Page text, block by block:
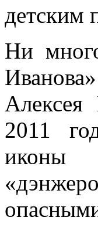
детским
Ни
Алексея
2011
иконы